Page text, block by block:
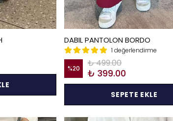
DABIL PANTOLON BORDO
1 değerlendirme
%20 ₺ 499.00
₺ 399.00
SEPETE EKLE